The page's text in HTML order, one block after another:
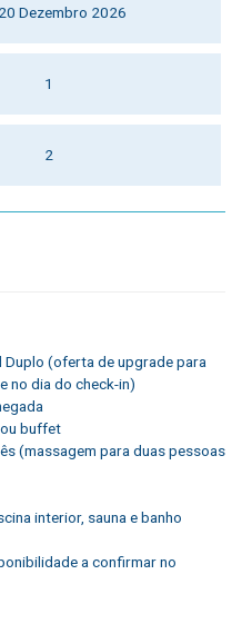
Dezembro 2026
1
2
Duplo (oferta de upgrade para
no dia do check-in)
buffet
(massagem para duas pessoas
interior, sauna e banho
a confirmar no